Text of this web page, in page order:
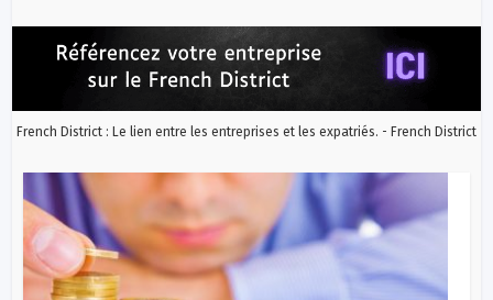
French District : Le lien entre les entreprises et les expatriés. - French District